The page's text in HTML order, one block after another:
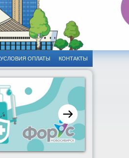
ОПЛАТЫ КОНТАКТЫ